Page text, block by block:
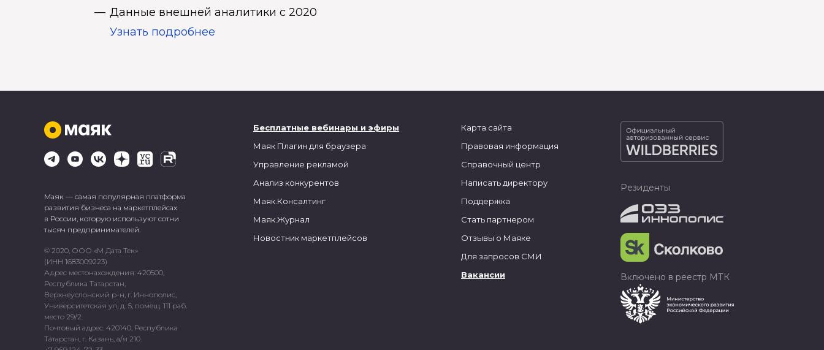
Данные внешней аналитики с 2020
Узнать подробнее
Маяк — самая популярная платформа
развития бизнеса на маркетплейсах
в России, которую используют сотни
тысяч предпринимателей.
© 2020, ООО «М Дата Тек»
(ИНН 1683009223)
Адрес местонахождения: 420500,
Республика Татарстан,
Верхнеуслонский р-н, г. Иннополис,
Университетская ул, д. 5, помещ. 111 раб.
место 29/2.
Почтовый адрес: 420140, Республика
Татарстан, г. Казань, а/я 210.
Бесплатные вебинары и эфиры
Маяк Плагин для браузера
Управление рекламой
Анализ конкурентов
Маяк.Консалтинг
Маяк.Журнал
Новостник маркетплейсов
Карта сайта
Правовая информация
Справочный центр
Написать директору
Поддержка
Стать партнером
Отзывы о Маяке
Для запросов СМИ
Вакансии
Резиденты
Включено в реестр МТК